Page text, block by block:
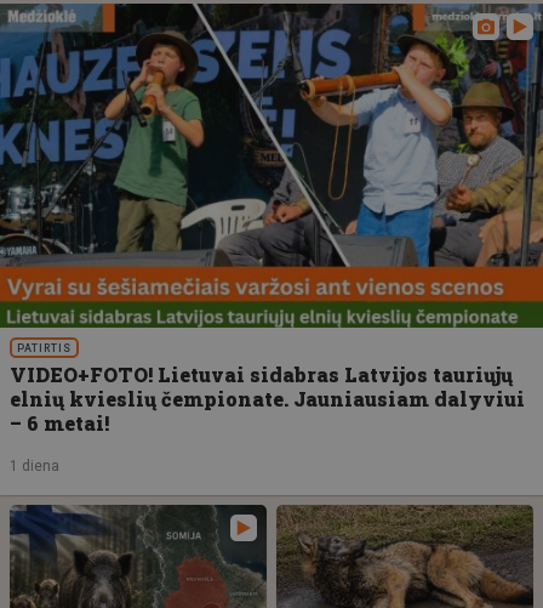
PATIRTIS
VIDEO+FOTO! Lietuvai sidabras Latvijos tauriųjų
elnių kvieslių čempionate. Jauniausiam dalyviui
– 6 metai!
1 diena